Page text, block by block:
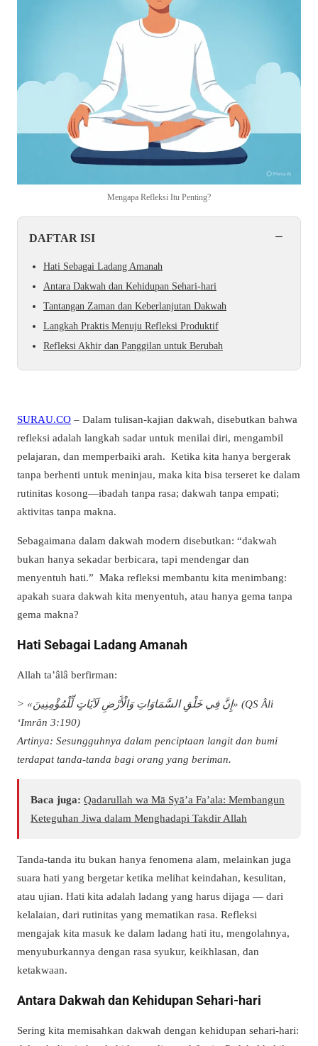
Mengapa Refleksi Itu Penting?
DAFTAR ISI −
Hati Sebagai Ladang Amanah
Antara Dakwah dan Kehidupan Sehari-hari
Tantangan Zaman dan Keberlanjutan Dakwah
Langkah Praktis Menuju Refleksi Produktif
Refleksi Akhir dan Panggilan untuk Berubah
SURAU.CO – Dalam tulisan-kajian dakwah, disebutkan bahwa
refleksi adalah langkah sadar untuk menilai diri, mengambil
pelajaran, dan memperbaiki arah. Ketika kita hanya bergerak
tanpa berhenti untuk meninjau, maka kita bisa terseret ke dalam
rutinitas kosong—ibadah tanpa rasa; dakwah tanpa empati;
aktivitas tanpa makna.
Sebagaimana dalam dakwah modern disebutkan: “dakwah
bukan hanya sekadar berbicara, tapi mendengar dan
menyentuh hati.” Maka refleksi membantu kita menimbang:
apakah suara dakwah kita menyentuh, atau hanya gema tanpa
gema makna?
Hati Sebagai Ladang Amanah
Allah ta’âlâ berfirman:
> «إِنَّ فِي خَلْقِ السَّمَاوَاتِ وَالْأَرْضِ لَآيَاتٍ لِّلْمُؤْمِنِينَ» (QS Âli
‘Imrân 3:190)
Artinya: Sesungguhnya dalam penciptaan langit dan bumi
terdapat tanda-tanda bagi orang yang beriman.
Baca juga: Qadarullah wa Mā Syā’a Fa’ala: Membangun
Keteguhan Jiwa dalam Menghadapi Takdir Allah
Tanda-tanda itu bukan hanya fenomena alam, melainkan juga
suara hati yang bergetar ketika melihat keindahan, kesulitan,
atau ujian. Hati kita adalah ladang yang harus dijaga — dari
kelalaian, dari rutinitas yang mematikan rasa. Refleksi
mengajak kita masuk ke dalam ladang hati itu, mengolahnya,
menyuburkannya dengan rasa syukur, keikhlasan, dan
ketakwaan.
Antara Dakwah dan Kehidupan Sehari-hari
Sering kita memisahkan dakwah dengan kehidupan sehari-hari: